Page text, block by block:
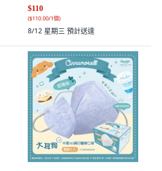
$110
($110.00/1個)
8/12 星期三 預計送達